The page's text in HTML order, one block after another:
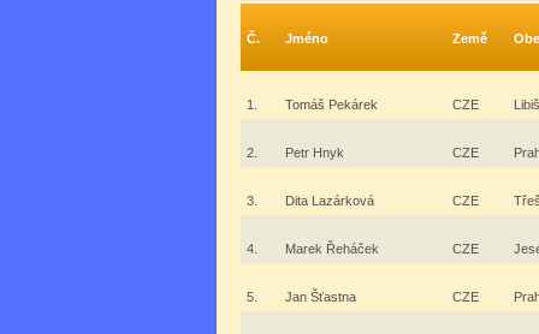
Č. Jméno Země
1. Tomáš Pekárek CZE
2. Petr Hnyk CZE
3. Dita Lazárková CZE
4. Marek Řeháček CZE
5. Jan Šťastna CZE